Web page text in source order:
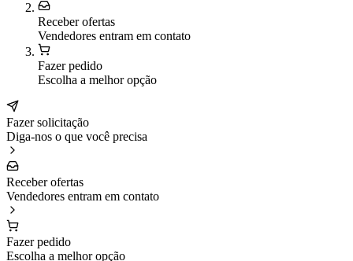
Receber ofertas
Vendedores entram em contato
Fazer pedido
Escolha a melhor opção
Fazer solicitação
Diga-nos o que você precisa
Receber ofertas
Vendedores entram em contato
Fazer pedido
Escolha a melhor opção